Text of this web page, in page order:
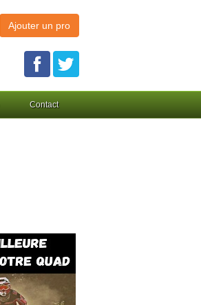
Ajouter un pro
Contact